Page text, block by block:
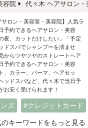
容院 代々木 ヘアサロン・
ロン・美容室・美容院】人気ラ
予約できるヘアサロン・美容
夜、カットだけしたい」「予定
ドスパでシャンプーを済ませ
からツヤツヤのストレートヘア
予約できるヘアサロン・美容
、カラー、パーマ、ヘアセッ
ッドスパなど、代々木で当日予
お安く受けられます！
ンズ クレジットカード
のキーワードをもっと見る